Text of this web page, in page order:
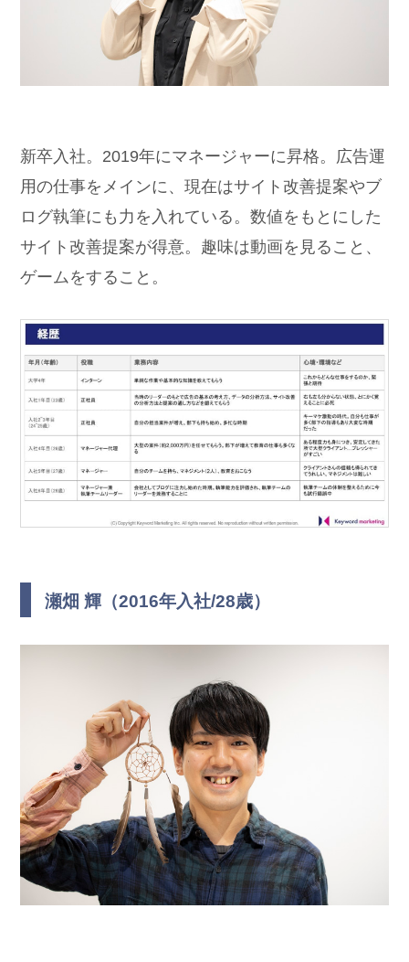
新卒入社。2019年にマネージャーに昇格。広告運
用の仕事をメインに、現在はサイト改善提案やブ
ログ執筆にも力を入れている。数値をもとにした
サイト改善提案が得意。趣味は動画を見ること、
ゲームをすること。
瀬畑 輝（2016年入社/28歳）